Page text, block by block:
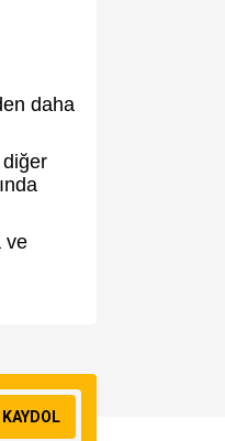
daha
diğer
ve
KAYDOL